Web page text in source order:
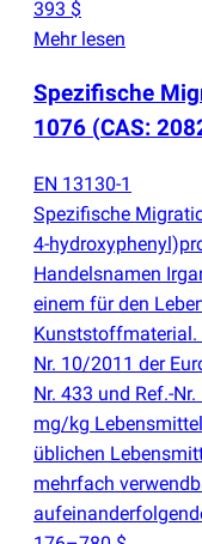
393 $
Mehr lesen
Spezifische
1076 (CAS:
EN 13130-1
Spezifische
4-
Handelsnamen
einem für den
Kunststoffmaterial.
Nr. 10/2011 der
Nr. 433 und Ref.-
mg/kg
üblichen
mehrfach